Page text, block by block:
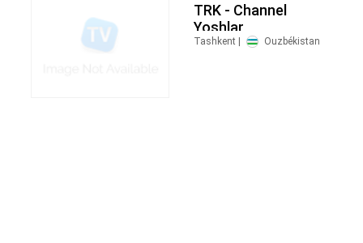
TRK - Channel
Yoshlar
Tashkent | Ouzbékistan